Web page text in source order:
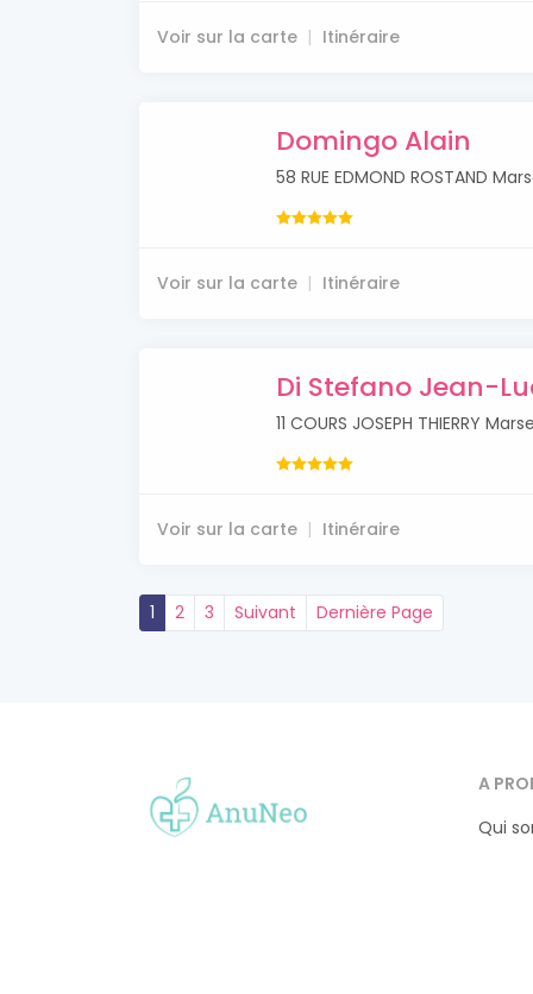
Voir sur la carte Itinéraire
Domingo Alain
58 RUE EDMOND ROSTAND
Voir sur la carte Itinéraire
Di Stefano Jean-
11 COURS JOSEPH THIERRY
Voir sur la carte Itinéraire
1 2 3 Suivant Dernière Page
A
Qui